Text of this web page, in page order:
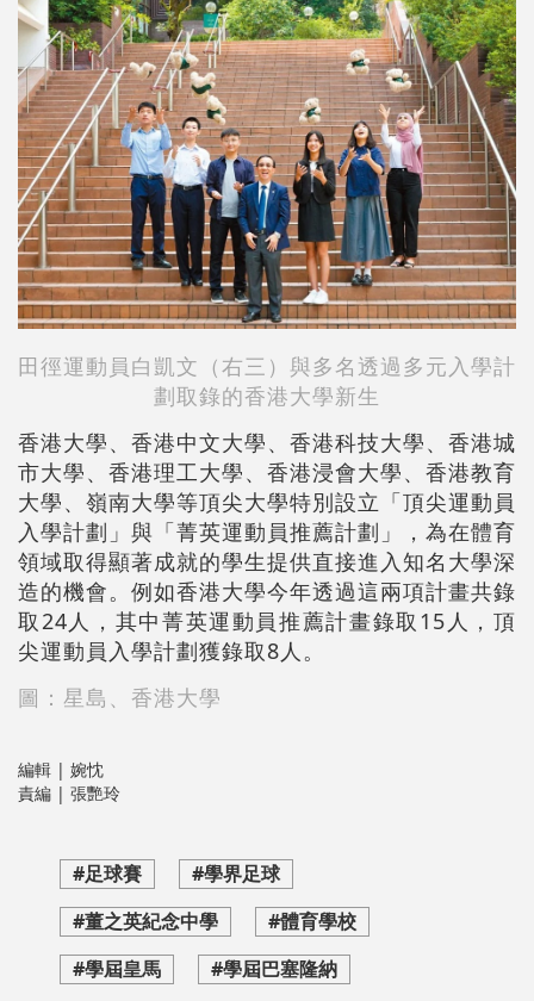
田徑運動員白凱文（右三）與多名透過多元入學計
劃取錄的香港大學新生
香港大學、香港中文大學、香港科技大學、香港城
市大學、香港理工大學、香港浸會大學、香港教育
大學、嶺南大學等頂尖大學特別設立「頂尖運動員
入學計劃 」與「菁英運動員推薦計劃 」，為在體育
領域取得顯著成就的學生提供直接進入知名大學深
造的機會。例如香港大學今年透過這兩項計畫共錄
取24人，其中菁英運動員推薦計畫錄取15人，頂
尖運動員入學計劃獲錄取8人。
圖：星島、香港大學
編輯 | 婉忱
責編 | 張艷玲
#足球賽
#學界足球
#董之英紀念中學
#體育學校
#學屆皇馬
#學屆巴塞隆納